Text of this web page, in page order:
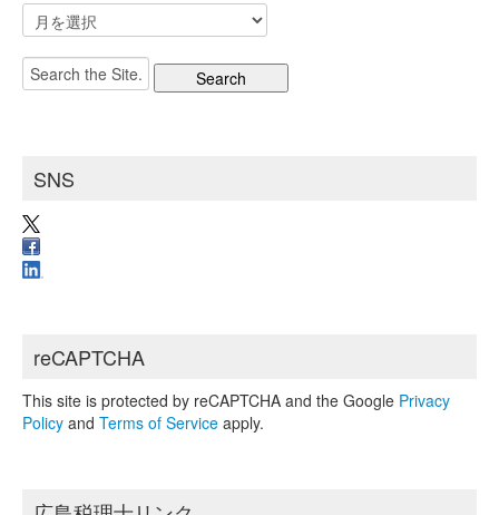
ア
ー
カ
イ
Search
for:
SNS
reCAPTCHA
This site is protected by reCAPTCHA and the Google Privacy
Policy and Terms of Service apply.